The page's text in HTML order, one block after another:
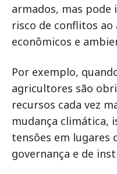
armados, mas
risco de conflitos
econômicos e
Por exemplo,
agricultores são
recursos cada vez
mudança climática,
tensões em lugares
governança e de